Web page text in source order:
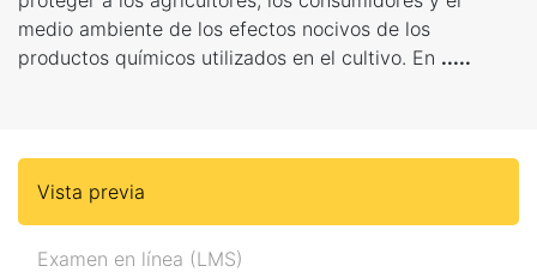
medio ambiente de los efectos nocivos de los
productos químicos utilizados en el cultivo. En .....
Vista previa
Examen en línea (LMS)